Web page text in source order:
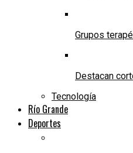
Grupos
Destacan
Tecnología
Río Grande
Deportes